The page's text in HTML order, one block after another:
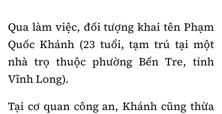
Hotline:
0901 514 799
Quảng cáo và Phát hành:
0915 057 282
Email:
bandoc@baoxaydung.vn
Cấm sao chép dưới mọi hình thức nếu không có sự
chấp thuận bằng văn bản.
Qua làm việc, đối tượng khai tên Phạm
Quốc Khánh (23 tuổi, tạm trú tại một
nhà trọ thuộc phường Bến Tre, tỉnh
Vĩnh Long).
Tại cơ quan công an, Khánh cũng thừa